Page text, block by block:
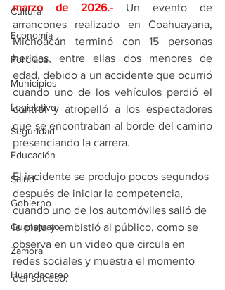
Cultura
Economía
Policíaca
Municipios
Legislativo
Seguridad
Educación
Salud
Gobierno
Guanajuato
Zamora
Huandacareo
marzo de 2026.- Un evento de
arrancones realizado en Coahuayana,
Michoacán terminó con 15 personas
heridas, entre ellas dos menores de
edad, debido a un accidente que ocurrió
cuando uno de los vehículos perdió el
control y atropelló a los espectadores
que se encontraban al borde del camino
presenciando la carrera.
El incidente se produjo pocos segundos
después de iniciar la competencia,
cuando uno de los automóviles salió de
la pista y embistió al público, como se
observa en un video que circula en
redes sociales y muestra el momento
del suceso.